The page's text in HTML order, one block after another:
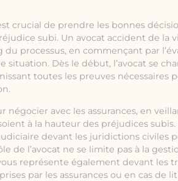
crucial de prendre les bonnes
subi. Un avocat accident de la
processus, en commençant par
situation. Dès le début, l’avocat se
toutes les preuves nécessaires
négocier avec les assurances, en
à la hauteur des préjudices subis.
devant les juridictions civiles
de l’avocat ne se limite pas à la
représente également devant les
par les assurances ou en cas de